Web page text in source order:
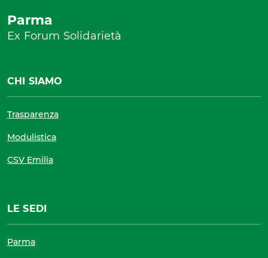
Parma
Ex Forum Solidarietà
CHI SIAMO
Trasparenza
Modulistica
CSV Emilia
LE SEDI
Parma